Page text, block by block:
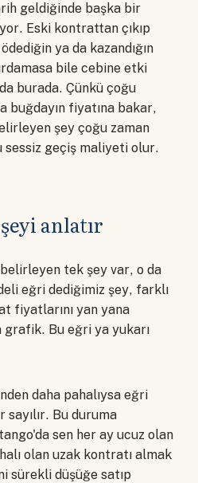
geldiğinde başka bir
Eski kontrattan çıkıp
ya da kazandığın
bile cebine etki
burada. Çünkü çoğu
buğdayın fiyatına bakar,
şey çoğu zaman
sessiz geçiş maliyeti olur.
anlatır
tek şey var, o da
eğri dediğimiz şey, farklı
fiyatlarını yan yana
grafik. Bu eğri ya yukarı
daha pahalıysa eğri
sayılır. Bu duruma
sen her ay ucuz olan
olan uzak kontratı almak
sürekli düşüğe satıp